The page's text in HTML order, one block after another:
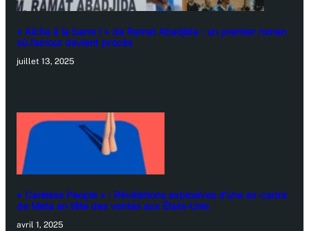
« Aïcha à la barre ! » de Ramat Abadjida : un premier roman
où l’amour devient procès
juillet 13, 2025
« Careless People » : Révélations explosives d’une ex-cadre
de Meta en tête des ventes aux États-Unis
avril 1, 2025